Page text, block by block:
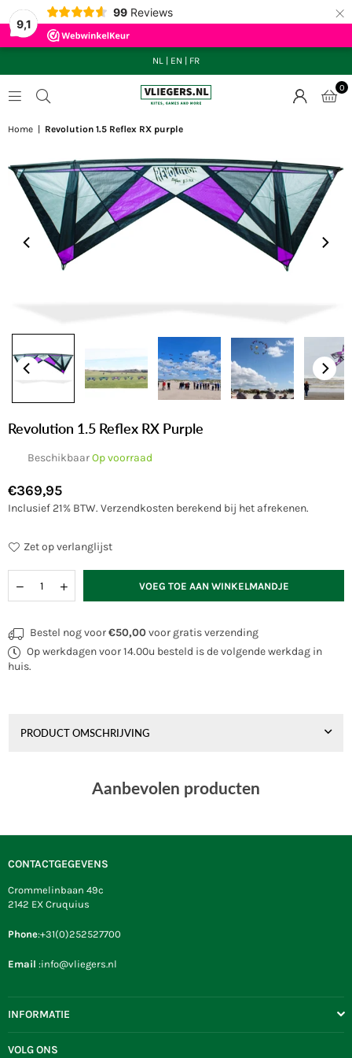
9,1
99 Reviews ×
NL EN FR
0
Home Revolution 1.5 Reflex RX purple
Revolution 1.5 Reflex RX Purple
BeschikbaarOp voorraad
Normale
prijs
€369,95
Inclusief 21% BTW. Verzendkosten berekend bij het afrekenen.
Zet op verlanglijst
VOEG TOE AAN WINKELMANDJE
Bestel nog voor€50,00voor gratis verzending
Op werkdagen voor 14.00u besteld is de volgende werkdag in
huis.
PRODUCT OMSCHRIJVING
Aanbevolen producten
CONTACTGEGEVENS
Crommelinbaan 49c
2142 EX Cruquius
Phone:+31(0)252527700
Email :info@vliegers.nl
INFORMATIE
VOLG ONS